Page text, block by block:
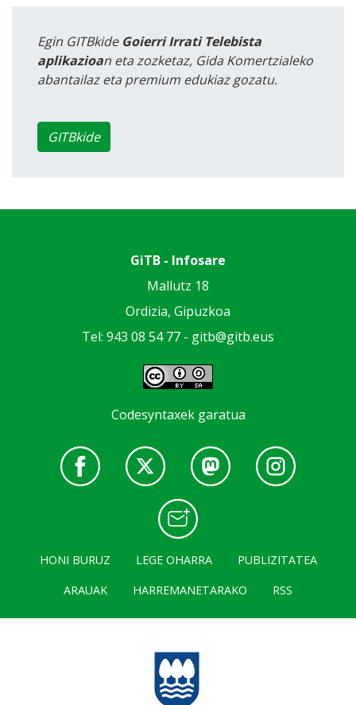
Egin GITBkide Goierri Irrati Telebista
aplikazioan eta zozketaz, Gida Komertzialeko
abantailaz eta premium edukiaz gozatu.
GITBkide
GiTB - Infosare
Mallutz 18
Ordizia, Gipuzkoa
Tel: 943 08 54 77 - gitb@gitb.eus
Codesyntaxek garatua
HONI BURUZ LEGE OHARRA
PUBLIZITATEA
ARAUAK
HARREMANETARAKO RSS